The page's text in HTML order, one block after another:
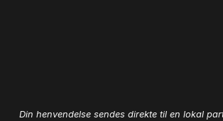
Din henvendelse sendes direkte til en lokal